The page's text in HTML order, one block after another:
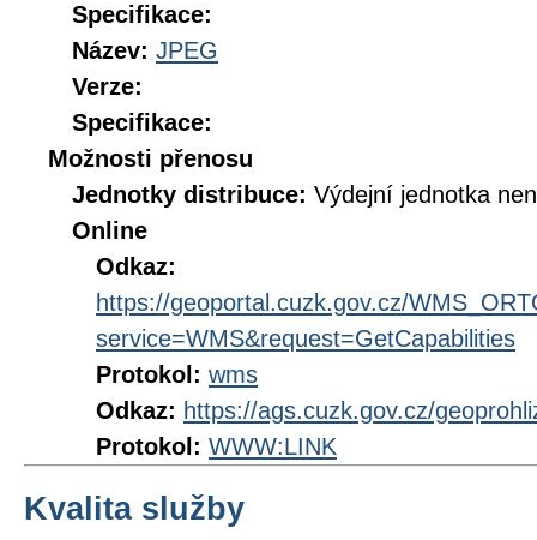
Specifikace:
Název: JPEG
Verze:
Specifikace:
Možnosti přenosu
Jednotky distribuce: Výdejní jednotka
Online
Odkaz:
https://geoportal.cuzk.gov.cz/
service=WMS&request=GetCapabilities
Protokol: wms
Odkaz: https://ags.cuzk.gov.cz/
Protokol: WWW:LINK
Kvalita služby